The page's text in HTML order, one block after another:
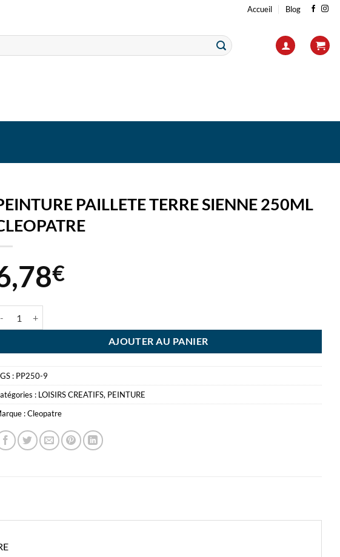
Accueil Blog
PAILLETE TERRE SIENNE 250ML
€
AJOUTER AU PANIER
: PP250-9
: LOISIRS CREATIFS, PEINTURE
:Cleopatre